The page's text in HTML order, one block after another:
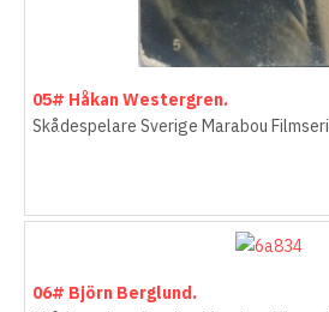
05# Håkan Westergren.
Skådespelare Sverige Marabou
06# Björn Berglund.